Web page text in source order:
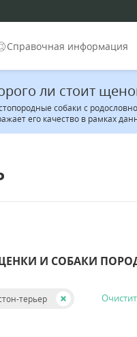
Справочная информация
ли стоит
собаки с
его качество в рамках
И СОБАКИ
терьер